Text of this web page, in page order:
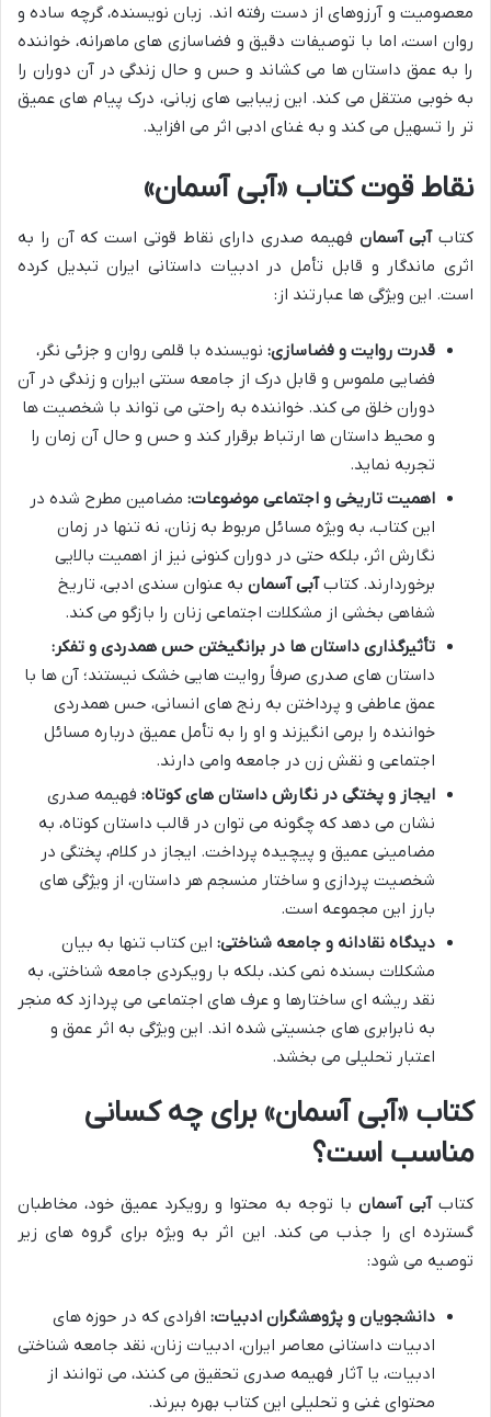
معصومیت و آرزوهای از دست رفته اند. زبان نویسنده، گرچه ساده و
روان است، اما با توصیفات دقیق و فضاسازی های ماهرانه، خواننده
را به عمق داستان ها می کشاند و حس و حال زندگی در آن دوران را
به خوبی منتقل می کند. این زیبایی های زبانی، درک پیام های عمیق
تر را تسهیل می کند و به غنای ادبی اثر می افزاید.
نقاط قوت کتاب «آبی آسمان»
کتابآبی آسمان فهیمه صدری دارای نقاط قوتی است که آن را به
اثری ماندگار و قابل تأمل در ادبیات داستانی ایران تبدیل کرده
است. این ویژگی ها عبارتند از:
قدرت روایت و فضاسازی: نویسنده با قلمی روان و جزئی نگر،
فضایی ملموس و قابل درک از جامعه سنتی ایران و زندگی در آن
دوران خلق می کند. خواننده به راحتی می تواند با شخصیت ها
و محیط داستان ها ارتباط برقرار کند و حس و حال آن زمان را
تجربه نماید.
اهمیت تاریخی و اجتماعی موضوعات: مضامین مطرح شده در
این کتاب، به ویژه مسائل مربوط به زنان، نه تنها در زمان
نگارش اثر، بلکه حتی در دوران کنونی نیز از اهمیت بالایی
برخوردارند. کتابآبی آسمان به عنوان سندی ادبی، تاریخ
شفاهی بخشی از مشکلات اجتماعی زنان را بازگو می کند.
تأثیرگذاری داستان ها در برانگیختن حس همدردی و تفکر:
داستان های صدری صرفاً روایت هایی خشک نیستند؛ آن ها با
عمق عاطفی و پرداختن به رنج های انسانی، حس همدردی
خواننده را برمی انگیزند و او را به تأمل عمیق درباره مسائل
اجتماعی و نقش زن در جامعه وامی دارند.
ایجاز و پختگی در نگارش داستان های کوتاه: فهیمه صدری
نشان می دهد که چگونه می توان در قالب داستان کوتاه، به
مضامینی عمیق و پیچیده پرداخت. ایجاز در کلام، پختگی در
شخصیت پردازی و ساختار منسجم هر داستان، از ویژگی های
بارز این مجموعه است.
دیدگاه نقادانه و جامعه شناختی: این کتاب تنها به بیان
مشکلات بسنده نمی کند، بلکه با رویکردی جامعه شناختی، به
نقد ریشه ای ساختارها و عرف های اجتماعی می پردازد که منجر
به نابرابری های جنسیتی شده اند. این ویژگی به اثر عمق و
اعتبار تحلیلی می بخشد.
کتاب «آبی آسمان» برای چه کسانی
مناسب است؟
کتابآبی آسمان با توجه به محتوا و رویکرد عمیق خود، مخاطبان
گسترده ای را جذب می کند. این اثر به ویژه برای گروه های زیر
توصیه می شود:
دانشجویان و پژوهشگران ادبیات: افرادی که در حوزه های
ادبیات داستانی معاصر ایران، ادبیات زنان، نقد جامعه شناختی
ادبیات، یا آثار فهیمه صدری تحقیق می کنند، می توانند از
محتوای غنی و تحلیلی این کتاب بهره ببرند.